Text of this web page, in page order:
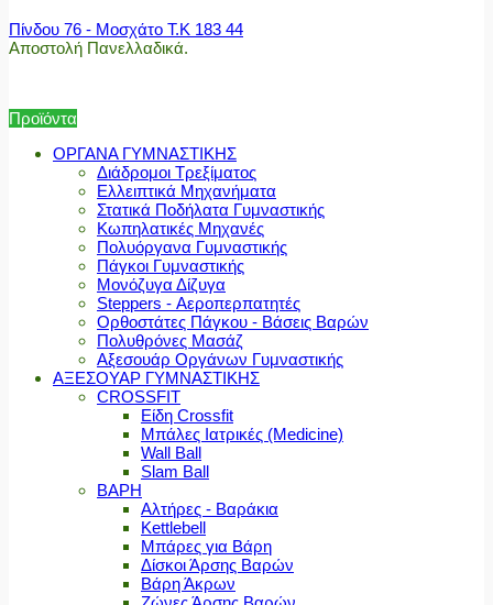
Πίνδου 76 - Μοσχάτο Τ.Κ 183 44
Αποστολή Πανελλαδικά.
Προϊόντα
ΟΡΓΑΝΑ ΓΥΜΝΑΣΤΙΚΗΣ
Διάδρομοι Τρεξίματος
Ελλειπτικά Μηχανήματα
Στατικά Ποδήλατα Γυμναστικής
Κωπηλατικές Μηχανές
Πολυόργανα Γυμναστικής
Πάγκοι Γυμναστικής
Μονόζυγα Δίζυγα
Steppers - Αεροπερπατητές
Ορθοστάτες Πάγκου - Βάσεις Βαρών
Πολυθρόνες Μασάζ
Αξεσουάρ Οργάνων Γυμναστικής
ΑΞΕΣΟΥΑΡ ΓΥΜΝΑΣΤΙΚΗΣ
CROSSFIT
Είδη Crossfit
Μπάλες Ιατρικές (Medicine)
Wall Ball
Slam Ball
ΒΑΡΗ
Αλτήρες - Βαράκια
Kettlebell
Μπάρες για Βάρη
Δίσκοι Άρσης Βαρών
Βάρη Άκρων